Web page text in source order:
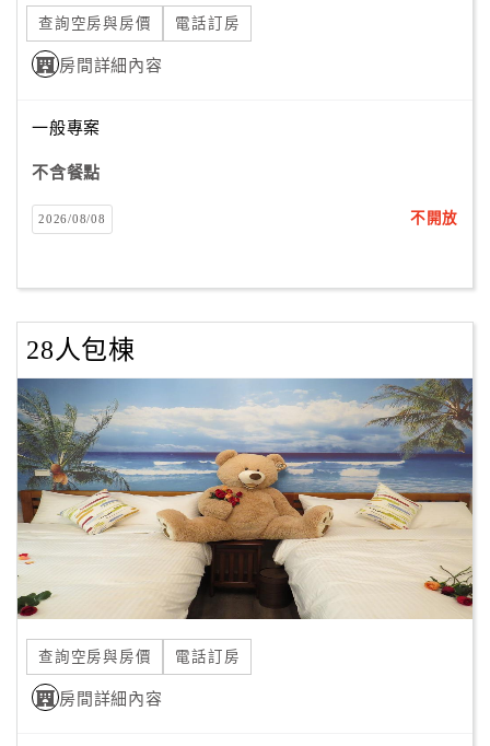
訂
房
Q&A
旅
卡
訂
請
收
據
合
作
提
案
店
合
作
查詢空房與房價 電話訂房
房間詳細內容
一般專案
不含餐點
2026/08/08 不開放
28人包棟
查詢空房與房價 電話訂房
房間詳細內容